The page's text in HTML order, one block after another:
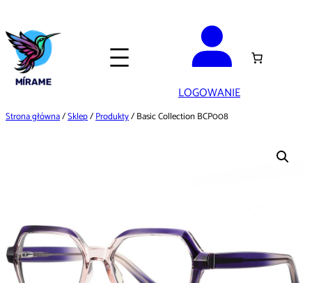
do
treści
LOGOWANIE
Strona główna/Sklep/Produkty/ Basic Collection BCP008